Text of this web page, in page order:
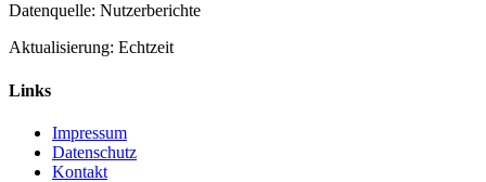
Datenquelle: Nutzerberichte
Aktualisierung: Echtzeit
Links
Impressum
Datenschutz
Kontakt